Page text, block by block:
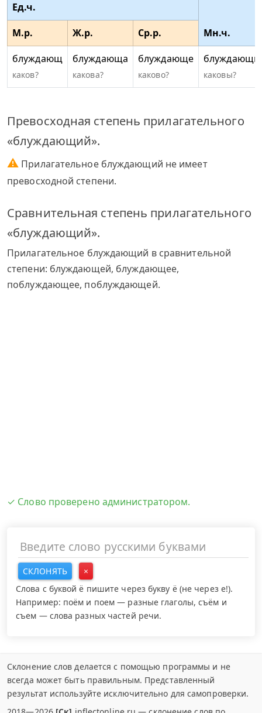
Ед.ч.
Мн.ч.
М.р. Ж.р.
Ср.р.
блуждающ
каков?
блуждающа
какова?
блуждающе
каково?
блуждающи
каковы?
Превосходная степень прилагательного
«блуждающий».
⚠ Прилагательное блуждающий не имеет
превосходной степени.
Сравнительная степень прилагательного
«блуждающий».
Прилагательное блуждающий в сравнительной
степени: блуждающей, блуждающее,
поблуждающее, поблуждающей.
✓ Слово проверено администратором.
СКЛОНЯТЬ
×
Слова с буквой ё пишите через букву ё (не через е!).
Например: поём и поем — разные глаголы, съём и
съем — слова разных частей речи.
Склонение слов делается с помощью программы и не
всегда может быть правильным. Представленный
результат используйте исключительно для самопроверки.